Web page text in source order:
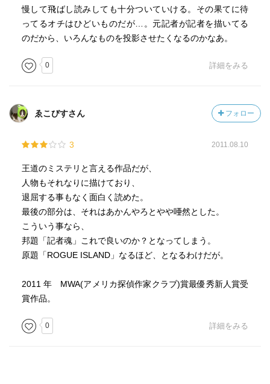
慢して飛ばし読みしても十分ついていける。その果てに待
ってるオチはひどいものだが…。元記者が記者を描いてる
のだから、いろんなものを投影させたくなるのかなあ。
0 詳細をみる
ゑこびすさん フォロー
3 2011.08.10
王道のミステリと言える作品だが、
人物もそれなりに描けており、
退屈する事もなく面白く読めた。
最後の部分は、それはあかんやろとやや唖然とした。
こういう事なら、
邦題「記者魂」これで良いのか？となってしまう。
原題「ROGUE ISLAND」なるほど、となるわけだが。
2011 年 MWA(アメリカ探偵作家クラブ)賞最優秀新人賞受
賞作品。
0 詳細をみる